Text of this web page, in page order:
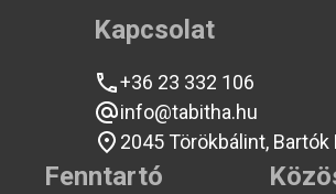
Kapcsolat
+36 23 332 106
info@tabitha.hu
2045 Törökbálint, Bartók
Fenntartó